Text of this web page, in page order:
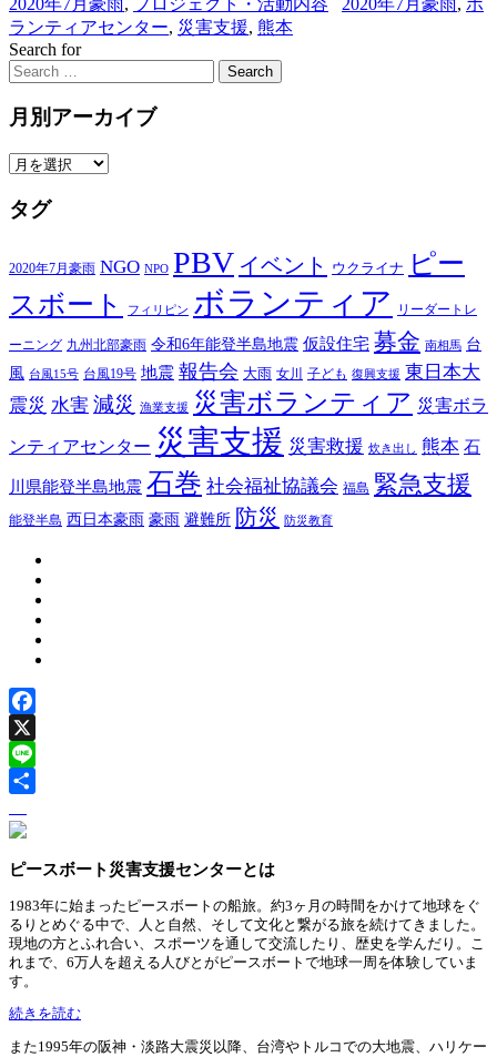
ランティアセンター, 災害支援, 熊本
Search for
Search
月別アーカイブ
月
ア
イ
ブ
タグ
2020年7月豪雨 NGO NPO PBV イベント ウクライナ ピー
スボート
フィリピン ボランティア リーダートレ
ーニング 九州北部豪雨 令和6年能登半島地震 仮設住宅 募金 南相馬 台
風 台風15号 台風19号 地震 報告会 大雨 女川 子ども 復興支援 東日本大
震災 水害 減災 漁業支援 災害ボランティア 災害ボラ
ンティアセンター 災害支援 災害救援 炊き出し 熊本 石
川県能登半島地震 石巻 社会福祉協議会 福島 緊急支援
能登半島 西日本豪雨 豪雨 避難所 防災 防災教育
Facebook
X
Line
ピースボート災害支援センターとは
1983年に始まったピースボートの船旅。約3ヶ月の時間をかけて地球をぐ
るりとめぐる中で、人と自然、そして文化と繋がる旅を続けてきました。
現地の方とふれ合い、スポーツを通して交流したり、歴史を学んだり。こ
れまで、6万人を超える人びとがピースボートで地球一周を体験していま
す。
続きを読む
また1995年の阪神・淡路大震災以降、台湾やトルコでの大地震、ハリケー